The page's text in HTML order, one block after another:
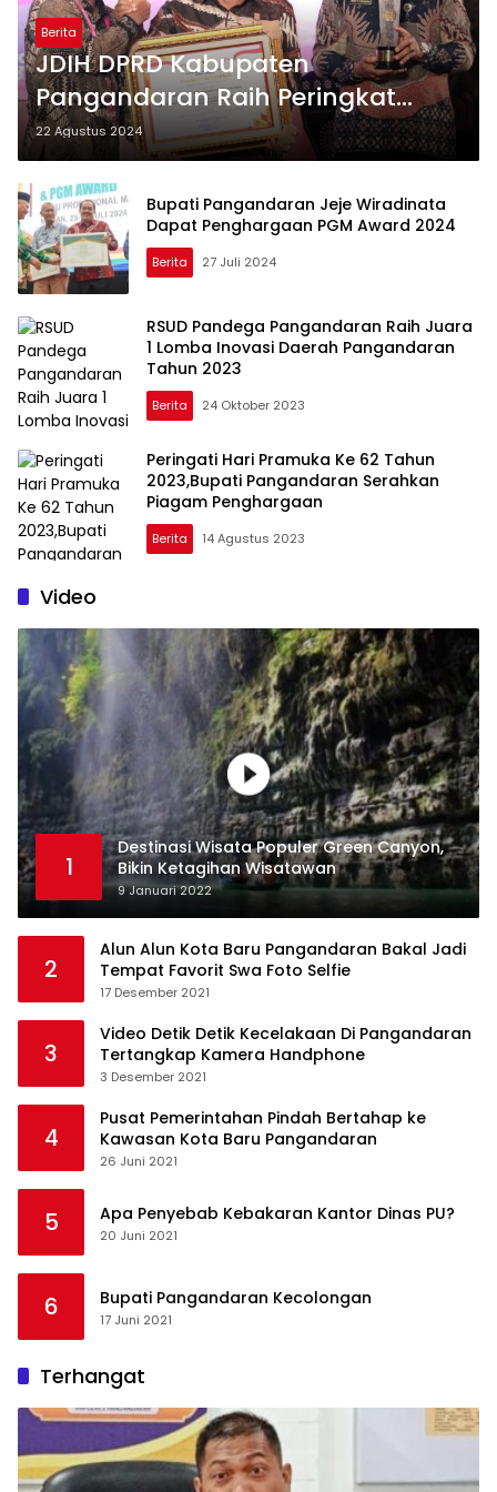
Berita
JDIH DPRD Kabupaten
Pangandaran Raih Peringkat
TERBAIK Ke-1 Nasional Tahun
2024
22 Agustus 2024
Bupati Pangandaran Jeje Wiradinata
Dapat Penghargaan PGM Award 2024
Berita 27 Juli 2024
RSUD Pandega Pangandaran Raih Juara
1 Lomba Inovasi Daerah Pangandaran
Tahun 2023
Berita 24 Oktober 2023
Peringati Hari Pramuka Ke 62 Tahun
2023,Bupati Pangandaran Serahkan
Piagam Penghargaan
Berita 14 Agustus 2023
Video
1
Destinasi Wisata Populer Green Canyon,
Bikin Ketagihan Wisatawan
9 Januari 2022
2
Alun Alun Kota Baru Pangandaran Bakal Jadi
Tempat Favorit Swa Foto Selfie
17 Desember 2021
3
Video Detik Detik Kecelakaan Di Pangandaran
Tertangkap Kamera Handphone
3 Desember 2021
4
Pusat Pemerintahan Pindah Bertahap ke
Kawasan Kota Baru Pangandaran
26 Juni 2021
5 Apa Penyebab Kebakaran Kantor Dinas PU?
20 Juni 2021
6 Bupati Pangandaran Kecolongan
17 Juni 2021
Terhangat